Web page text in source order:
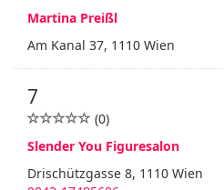
Martina Preißl
Am Kanal 37, 1110 Wien
7
(0)
Slender You Figuresalon
Drischützgasse 8, 1110 Wien